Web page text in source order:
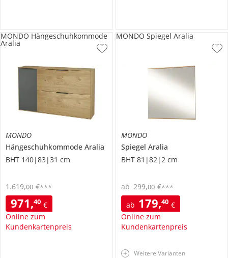
MONDO
Hängeschuhkommode Aralia
BHT 140|83|31 cm
971,40 €
Online zum
Kundenkartenpreis
1.619,00 €***
MONDO Hängeschuhkommode
Aralia
MONDO
Spiegel Aralia
BHT 81|82|2 cm
ab 179,40 €
Online zum
Kundenkartenpreis
ab 299,00 €***
MONDO Spiegel Aralia
Weitere Varianten